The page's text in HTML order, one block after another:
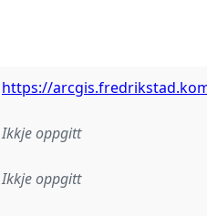
https://
Ikkje oppgitt
Ikkje oppgitt